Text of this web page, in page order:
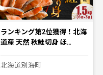
ランキング第2位獲得！北海
道産 天然 秋鮭切身 ほ…
北海道別海町